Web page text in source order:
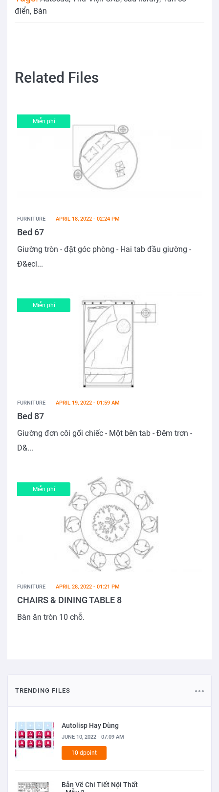
điển, Bàn
Related Files
Miễn phí
FURNITURE APRIL 18, 2022 - 02:24 PM
Bed 67
Giường tròn - đặt góc phòng - Hai tab đầu giường -
Đ&eci...
Miễn phí
FURNITURE APRIL 19, 2022 - 01:59 AM
Bed 87
Giường đơn côi gối chiếc - Một bên tab - Đêm trơn -
D&...
Miễn phí
FURNITURE APRIL 28, 2022 - 01:21 PM
CHAIRS & DINING TABLE 8
Bàn ăn tròn 10 chỗ.
TRENDING FILES
Autolisp Hay Dùng
JUNE 10, 2022 - 07:09 AM
10 dpoint
Bản Vẽ Chi Tiết Nội Thất